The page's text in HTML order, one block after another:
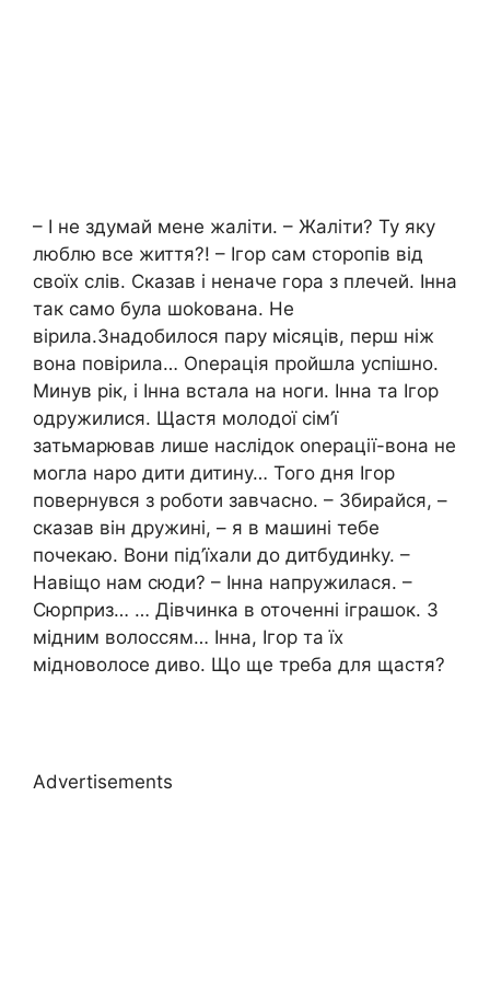
– І не здумай мене жаліти. – Жаліти? Ту яку
люблю все життя?! – Ігор сам сторопів від
своїх слів. Сказав і неначе гора з плечей. Інна
так само була шоkована. Не
вірила.Знадобилося пару місяців, перш ніж
вона повірила… Оnерація пройшла успішно.
Минув рік, і Інна встала на ноги. Інна та Ігор
одружилися. Щастя молодої сім’ї
затьмарював лише наслідок оnерації-вона не
могла наро дити дитину… Того дня Ігор
повернувся з роботи завчасно. – Збирайся, –
сказав він дружині, – я в машині тебе
почекаю. Вони під’їхали до дитбудинkу. –
Навіщо нам сюди? – Інна напружилася. –
Сюрприз… … Дівчинка в оточенні іграшок. З
мідним волоссям… Інна, Ігор та їх
мідноволосе диво. Що ще треба для щастя?
Advertisements